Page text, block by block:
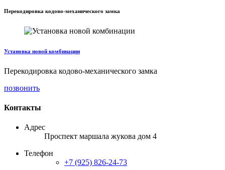
Перекодировка кодово-механического замка
Установка новой комбинации
Перекодировка кодово-механического замка
позвонить
Контакты
Адрес
Проспект маршала жукова дом 4
Телефон
+7 (925) 826-24-73